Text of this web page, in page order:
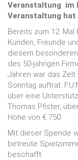
Veranstaltung im
Veranstaltung hat
Bereits zum 12.
Kunden, Freunde
diesem
des 50-jährigen
Jahren war das Zelt
Sonntag auftrat.
über eine
Thomas Pfister,
Höhe von € 750.
Mit dieser Spende
betreute
beschafft.